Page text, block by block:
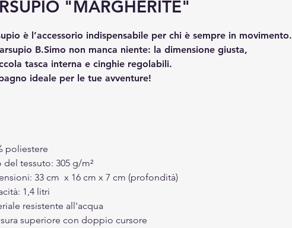
"MARGHERITE"
è l’accessorio indispensabile per chi è sempre in movimento.
B.Simo non manca niente: la dimensione giusta,
tasca interna e cinghie regolabili.
ideale per le tue avventure!
poliestere
del tessuto: 305 g/m²
33 cm x 16 cm x 7 cm (profondità)
1,4 litri
resistente all'acqua
superiore con doppio cursore